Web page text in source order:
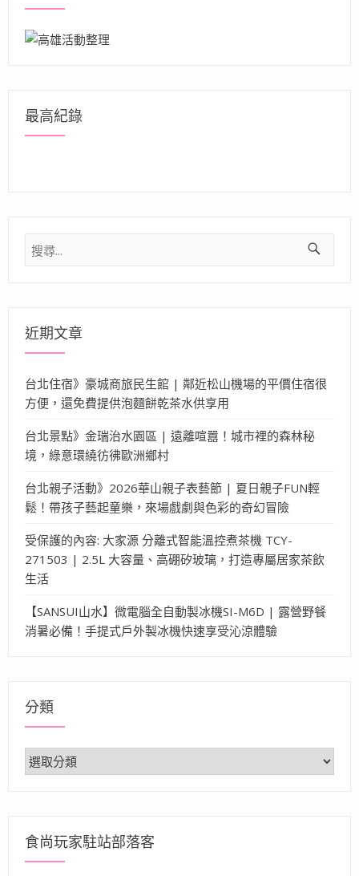
最高紀錄
搜
尋
近期文章
台北住宿》豪城商旅民生館 | 鄰近松山機場的平價住宿很
方便，還免費提供泡麵餅乾茶水供享用
台北景點》金瑞治水園區 | 遠離喧囂！城市裡的森林秘
境，綠意環繞彷彿歐洲鄉村
台北親子活動》2026華山親子表藝節 | 夏日親子FUN輕
鬆！帶孩子藝起童樂，來場戲劇與色彩的奇幻冒險
受保護的內容: 大家源 分離式智能溫控煮茶機 TCY-
271503 | 2.5L 大容量、高硼矽玻璃，打造專屬居家茶飲
生活
【SANSUI山水】微電腦全自動製冰機SI-M6D | 露營野餐
消暑必備！手提式戶外製冰機快速享受沁涼體驗
分類
分
類
食尚玩家駐站部落客